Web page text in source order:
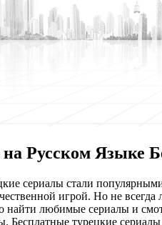
Русском Языке
сериалы стали
игрой. Но не
найти любимые сериалы и
Бесплатные турецкие